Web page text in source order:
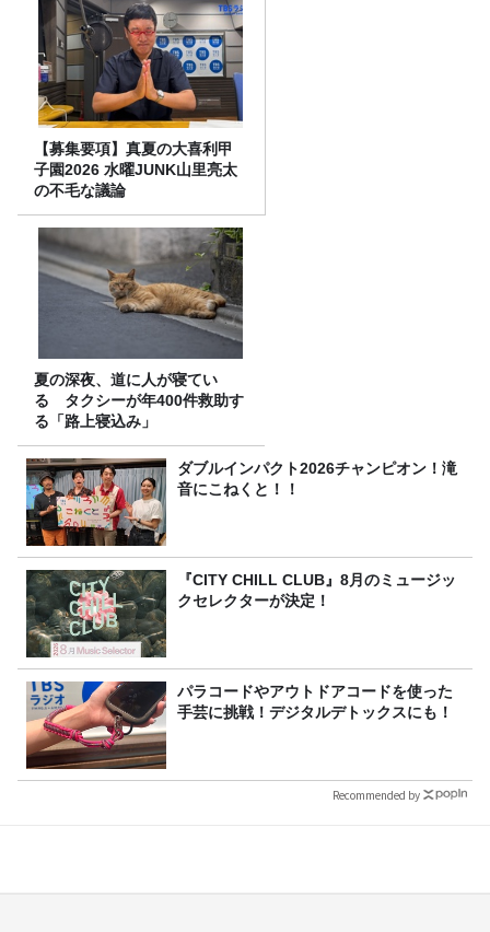
【募集要項】真夏の大喜利甲
子園2026 水曜JUNK山里亮太
の不毛な議論
夏の深夜、道に人が寝てい
る タクシーが年400件救助す
る「路上寝込み」
ダブルインパクト2026チャンピオン！滝
音にこねくと！！
『CITY CHILL CLUB』8月のミュージッ
クセレクターが決定！
パラコードやアウトドアコードを使った
手芸に挑戦！デジタルデトックスにも！
Recommended by